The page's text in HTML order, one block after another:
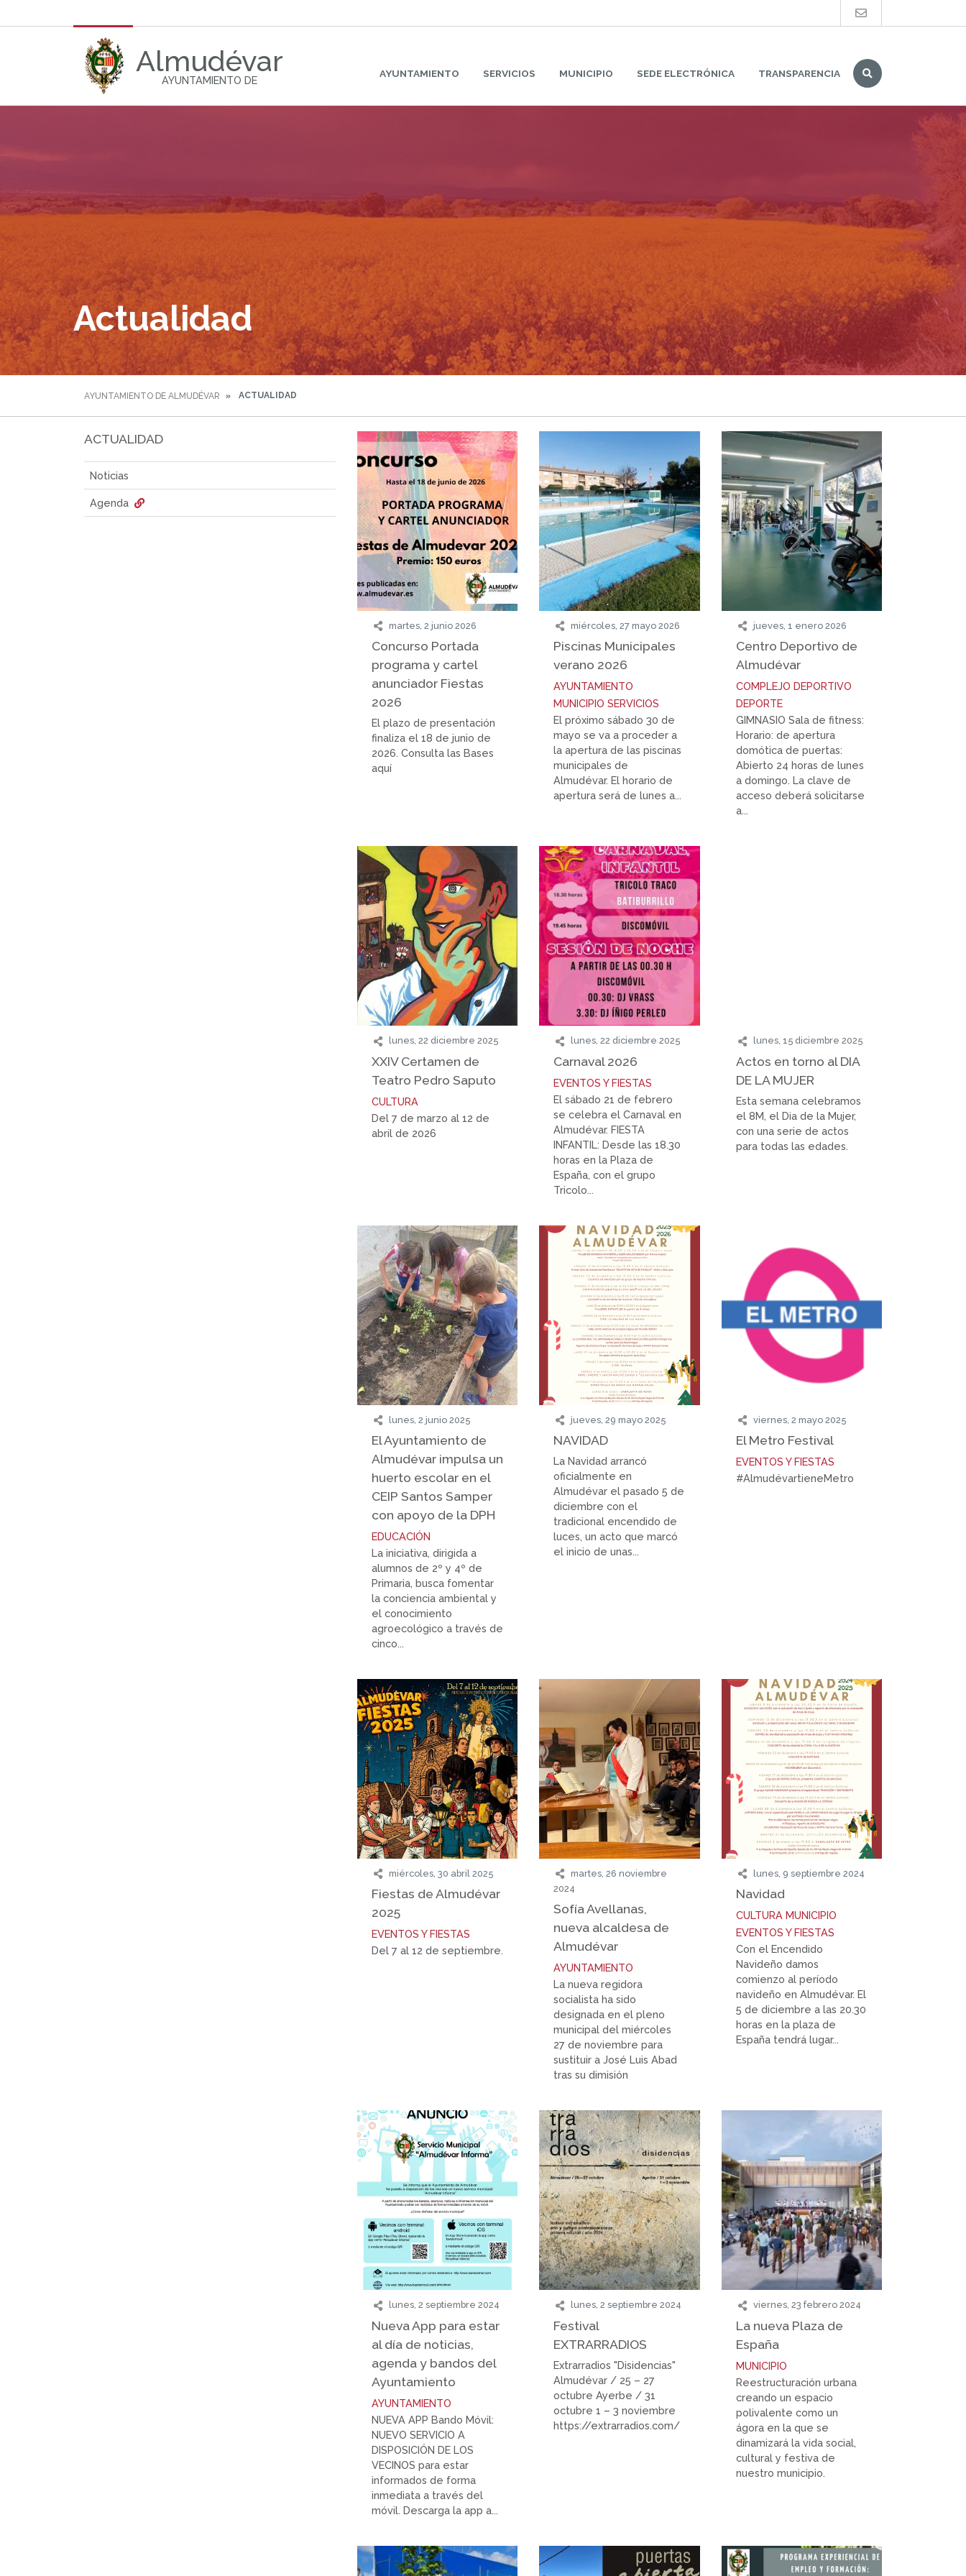
Almudévar
AYUNTAMIENTO DE
AYUNTAMIENTO SERVICIOS MUNICIPIO SEDE ELECTRÓNICA TRANSPARENCIA
Buscar
Actualidad
AYUNTAMIENTO DE ALMUDÉVAR ACTUALIDAD
ACTUALIDAD
Noticias
Agenda
martes, 2 junio 2026
Concurso Portada
programa y cartel
anunciador Fiestas
2026
El plazo de presentación
finaliza el 18 de junio de
2026. Consulta las Bases
aquí
miércoles, 27 mayo 2026
Piscinas Municipales
verano 2026
AYUNTAMIENTO
MUNICIPIO SERVICIOS
El próximo sábado 30 de
mayo se va a proceder a
la apertura de las piscinas
municipales de
Almudévar. El horario de
apertura será de lunes a...
jueves, 1 enero 2026
Centro Deportivo de
Almudévar
COMPLEJO DEPORTIVO
DEPORTE
GIMNASIO Sala de fitness:
Horario: de apertura
domótica de puertas:
Abierto 24 horas de lunes
a domingo. La clave de
acceso deberá solicitarse
a...
lunes, 22 diciembre 2025
XXIV Certamen de
Teatro Pedro Saputo
CULTURA
Del 7 de marzo al 12 de
abril de 2026
lunes, 22 diciembre 2025
Carnaval 2026
EVENTOS Y FIESTAS
El sábado 21 de febrero
se celebra el Carnaval en
Almudévar. FIESTA
INFANTIL: Desde las 18.30
horas en la Plaza de
España, con el grupo
Tricolo...
lunes, 15 diciembre 2025
Actos en torno al DIA
DE LA MUJER
Esta semana celebramos
el 8M, el Dia de la Mujer,
con una serie de actos
para todas las edades.
lunes, 2 junio 2025
El Ayuntamiento de
Almudévar impulsa un
huerto escolar en el
CEIP Santos Samper
con apoyo de la DPH
EDUCACIÓN
La iniciativa, dirigida a
alumnos de 2º y 4º de
Primaria, busca fomentar
la conciencia ambiental y
el conocimiento
agroecológico a través de
cinco...
jueves, 29 mayo 2025
NAVIDAD
La Navidad arrancó
oficialmente en
Almudévar el pasado 5 de
diciembre con el
tradicional encendido de
luces, un acto que marcó
el inicio de unas...
viernes, 2 mayo 2025
El Metro Festival
EVENTOS Y FIESTAS
#AlmudévartieneMetro
miércoles, 30 abril 2025
Fiestas de Almudévar
2025
EVENTOS Y FIESTAS
Del 7 al 12 de septiembre.
martes, 26 noviembre
2024
Sofía Avellanas,
nueva alcaldesa de
Almudévar
AYUNTAMIENTO
La nueva regidora
socialista ha sido
designada en el pleno
municipal del miércoles
27 de noviembre para
sustituir a José Luis Abad
tras su dimisión
lunes, 9 septiembre 2024
Navidad
CULTURA MUNICIPIO
EVENTOS Y FIESTAS
Con el Encendido
Navideño damos
comienzo al período
navideño en Almudévar. El
5 de diciembre a las 20.30
horas en la plaza de
España tendrá lugar...
lunes, 2 septiembre 2024
Nueva App para estar
al día de noticias,
agenda y bandos del
Ayuntamiento
AYUNTAMIENTO
NUEVA APP Bando Móvil:
NUEVO SERVICIO A
DISPOSICIÓN DE LOS
VECINOS para estar
informados de forma
inmediata a través del
móvil. Descarga la app a...
lunes, 2 septiembre 2024
Festival
EXTRARRADIOS
Extrarradios "Disidencias"
Almudévar / 25 – 27
octubre Ayerbe / 31
octubre 1 – 3 noviembre
https://extrarradios.com/
viernes, 23 febrero 2024
La nueva Plaza de
España
MUNICIPIO
Reestructuración urbana
creando un espacio
polivalente como un
ágora en la que se
dinamizará la vida social,
cultural y festiva de
nuestro municipio.